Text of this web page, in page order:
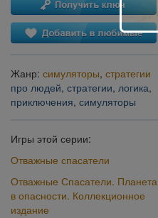
Жанр: симуляторы, стратегии
про людей, стратегии, логика,
приключения, симуляторы
Игры этой серии:
Отважные спасатели
Отважные Спасатели. Планета
в опасности. Коллекционное
издание